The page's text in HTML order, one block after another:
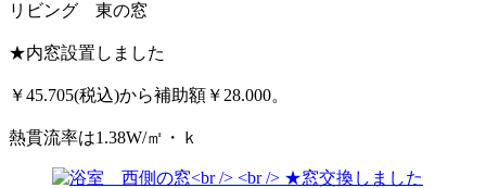
リビング 東の窓
★内窓設置しました
￥45.705(税込)から補助額￥28.000。
熱貫流率は1.38W/㎡・ｋ